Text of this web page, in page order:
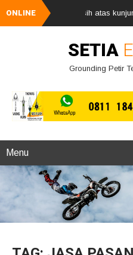
ONLINE
ucapkan terima kasih atas
SETIA
Grounding Petir
Menu